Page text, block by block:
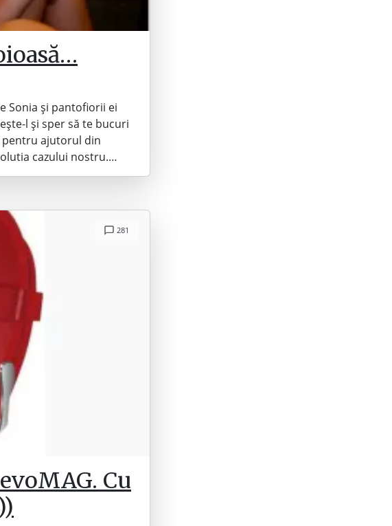
Sonia și pantofiorii ei
l și sper să te bucuri
pentru ajutorul din
cazului nostru.…
281
Cu